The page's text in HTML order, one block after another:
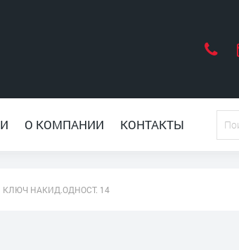
О КОМПАНИИ КОНТАКТЫ
КЛЮЧ НАКИД.ОДНОСТ. 14